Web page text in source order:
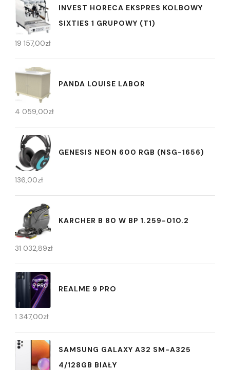
INVEST HORECA EKSPRES KOLBOWY
SIXTIES 1 GRUPOWY (T1)
19 157,00zł
PANDA LOUISE LABOR
4 059,00zł
GENESIS NEON 600 RGB (NSG-1656)
136,00zł
KARCHER B 80 W BP 1.259-010.2
31 032,89zł
REALME 9 PRO
1 347,00zł
SAMSUNG GALAXY A32 SM-A325
4/128GB BIAŁY